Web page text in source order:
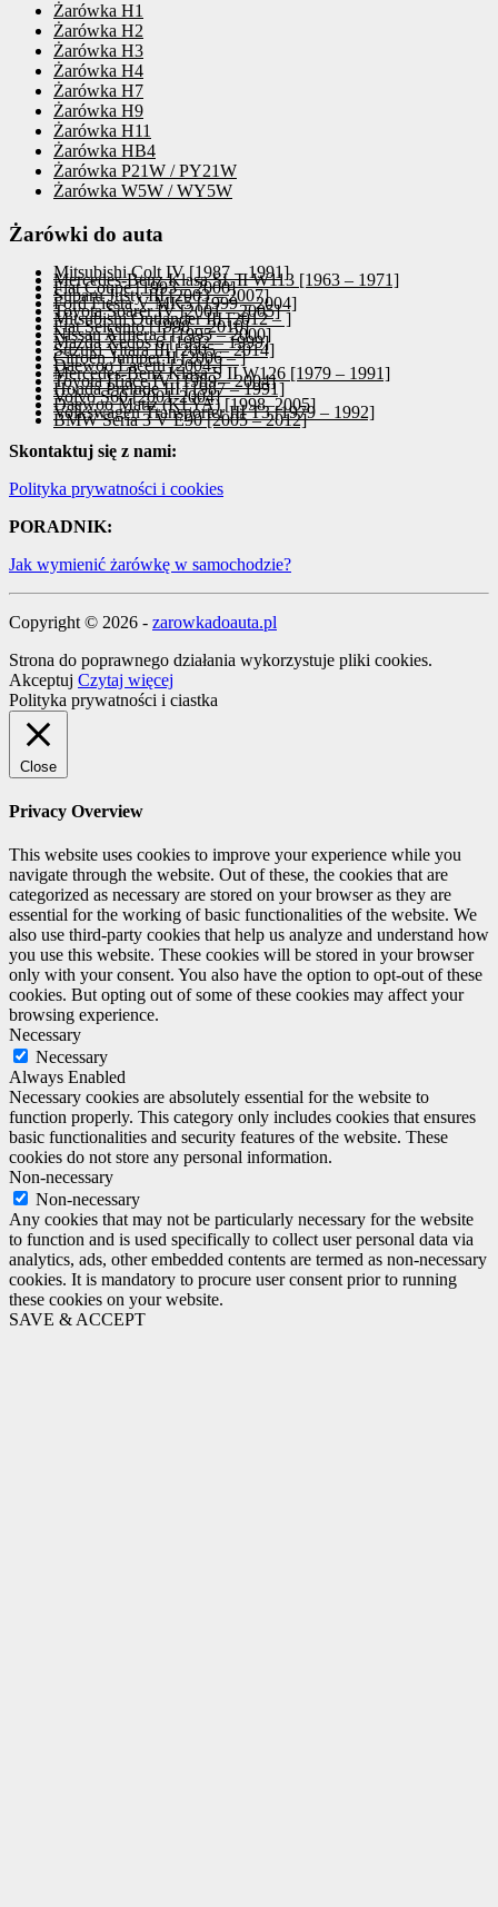
Żarówka H1
Żarówka H2
Żarówka H3
Żarówka H4
Żarówka H7
Żarówka H9
Żarówka H11
Żarówka HB4
Żarówka P21W / PY21W
Żarówka W5W / WY5W
Żarówki do auta
Mitsubishi Colt IV [1987 – 1991]
Mercedes-Benz Klasa SL II W113 [1963 – 1971]
Fiat Coupe [1993 – 2000]
Subaru Justy III [2003 – 2007]
Ford Fiesta V MK5 [1999 – 2004]
Toyota Soarer IV [2001 – 2005]
Mitsubishi Outlander III [2012 – ]
Fiat Seicento [1998 – 2010]
Nissan Almera I [1995 – 2000]
Mazda Xedos 6 [1992 – 1999]
Suzuki Vitara III [2005 – 2014]
Citroen Jumper II [2006 – ]
Daewoo Lacetti [2004-]
Mercedes-Benz Klasa S II W126 [1979 – 1991]
Toyota Hiace IV [1989 – 2004]
Honda Prelude III [1987 – 1991]
Volvo S60 [2001-2004]
Daewoo Matiz (KLYA) [1998–2005]
Volkswagen Transporter III T3 [1979 – 1992]
BMW Seria 3 V E90 [2005 – 2012]
Skontaktuj się z nami:
Polityka prywatności i cookies
PORADNIK:
Jak wymienić żarówkę w samochodzie?
Copyright © 2026 - zarowkadoauta.pl
Strona do poprawnego działania wykorzystuje pliki cookies.
Akceptuj Czytaj więcej
Polityka prywatności i ciastka
Close
Privacy Overview
This website uses cookies to improve your experience while you
navigate through the website. Out of these, the cookies that are
categorized as necessary are stored on your browser as they are
essential for the working of basic functionalities of the website. We
also use third-party cookies that help us analyze and understand how
you use this website. These cookies will be stored in your browser
only with your consent. You also have the option to opt-out of these
cookies. But opting out of some of these cookies may affect your
browsing experience.
Necessary
Necessary
Always Enabled
Necessary cookies are absolutely essential for the website to
function properly. This category only includes cookies that ensures
basic functionalities and security features of the website. These
cookies do not store any personal information.
Non-necessary
Non-necessary
Any cookies that may not be particularly necessary for the website
to function and is used specifically to collect user personal data via
analytics, ads, other embedded contents are termed as non-necessary
cookies. It is mandatory to procure user consent prior to running
these cookies on your website.
SAVE & ACCEPT